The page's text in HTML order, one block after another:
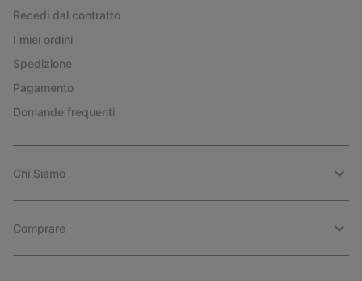
Recedi dal contratto
I miei ordini
Spedizione
Pagamento
Domande frequenti
Chi Siamo
Comprare